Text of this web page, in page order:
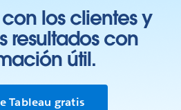
los clientes y
resultados con
útil.
Tableau gratis